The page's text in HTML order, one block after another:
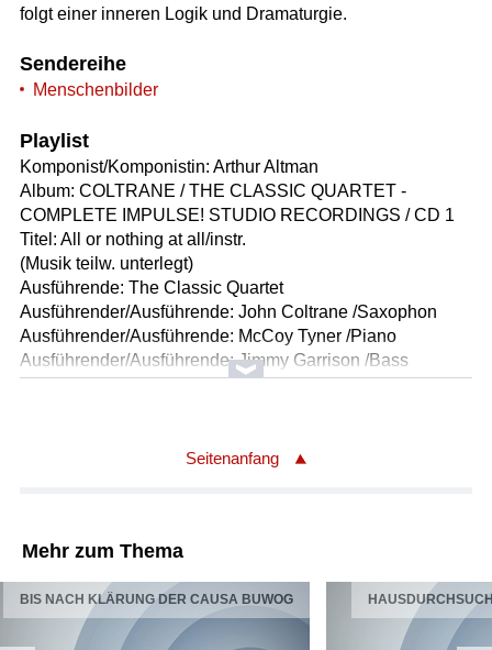
folgt einer inneren Logik und Dramaturgie.
Sendereihe
Menschenbilder
Playlist
Komponist/Komponistin: Arthur Altman
Album: COLTRANE / THE CLASSIC QUARTET -
COMPLETE IMPULSE! STUDIO RECORDINGS / CD 1
Titel: All or nothing at all/instr.
(Musik teilw. unterlegt)
Ausführende: The Classic Quartet
Ausführender/Ausführende: John Coltrane /Saxophon
Ausführender/Ausführende: McCoy Tyner /Piano
Ausführender/Ausführende: Jimmy Garrison /Bass
Ausführender/Ausführende: Elvin Jones /Drums
Titel: The Inchworm/instr. / aus dem Film "Hans Christian
Andersen" / "Hans Christian Andersen und die Tänzerin"
Ausführende: The Classic Quartet
Ausführender/Ausführende: John Coltrane
Seitenanfang
Mehr zum Thema
BIS NACH KLÄRUNG DER CAUSA BUWOG